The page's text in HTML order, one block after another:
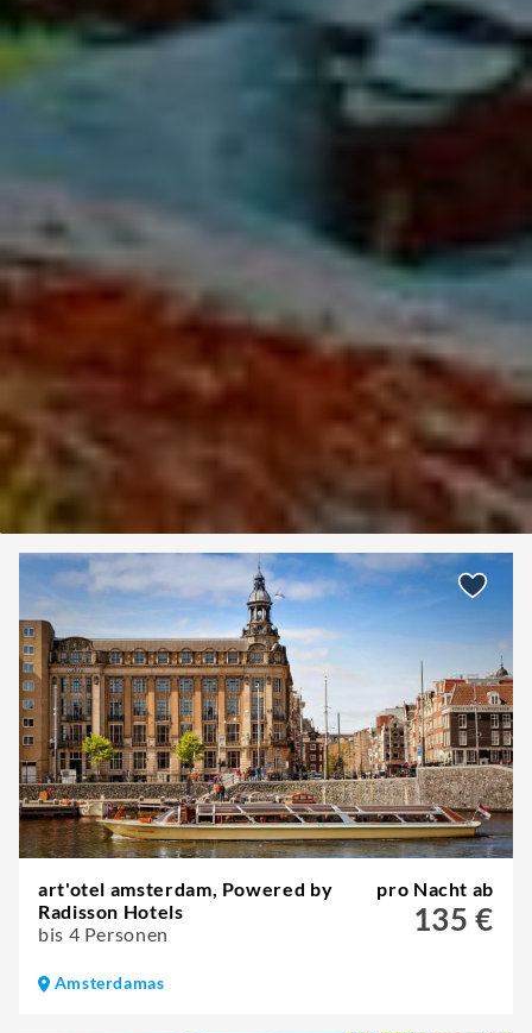
art'otel amsterdam, Powered by
Radisson Hotels
bis 4 Personen
pro Nacht ab
135 €
Amsterdamas